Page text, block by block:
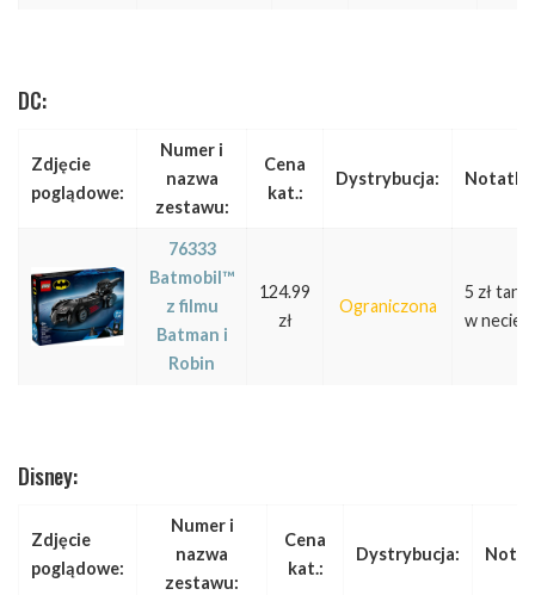
DC:
Zdjęcie
poglądowe:
Numer i
nazwa
zestawu:
Cena
kat.:
Dystrybucja:
76333
Batmobil™
z filmu
Batman i
Robin
124.99
zł
Ograniczona
5 zł
w necie
Disney:
Zdjęcie
poglądowe:
Numer i
nazwa
zestawu:
Cena
kat.:
Dystrybucja: